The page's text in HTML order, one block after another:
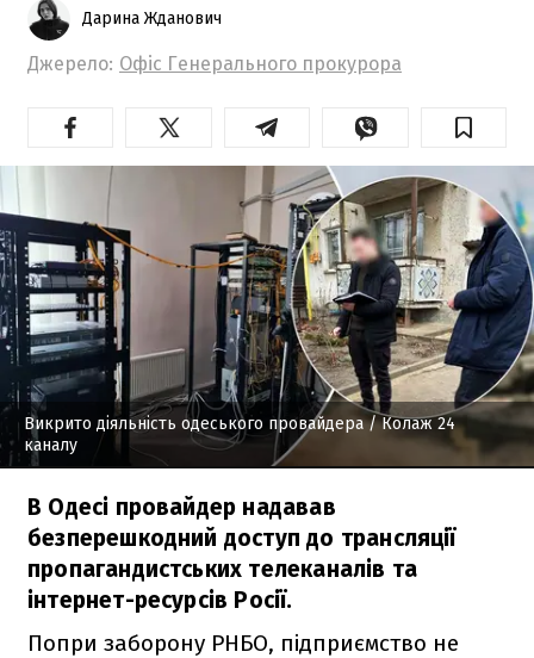
Дарина Жданович
Джерело: Офіс Генерального прокурора
Викрито діяльність одеського провайдера/ Колаж 24
каналу
В Одесі провайдер надавав
безперешкодний доступ до трансляції
пропагандистських телеканалів та
інтернет-ресурсів Росії.
Попри заборону РНБО, підприємство не